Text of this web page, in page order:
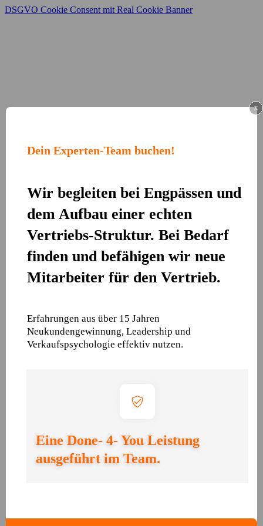
Dein Experten-Team buchen!
Wir begleiten bei Engpässen und
dem Aufbau einer echten
Vertriebs-Struktur. Bei Bedarf
finden und befähigen wir neue
Mitarbeiter für den Vertrieb.
Erfahrungen aus über 15 Jahren
Neukundengewinnung, Leadership und
Verkaufspsychologie effektiv nutzen.
Eine Done- 4- You Leistung
ausgeführt im Team.
x
DSGVO Cookie Consent mit Real Cookie Banner